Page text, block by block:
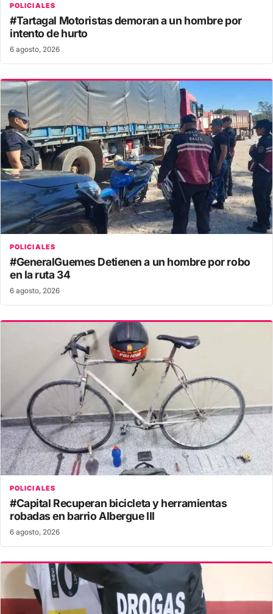
POLICIALES
#Tartagal Motoristas demoran a un hombre por
intento de hurto
6 agosto, 2026
POLICIALES
#GeneralGuemes Detienen a un hombre por robo
en la ruta 34
6 agosto, 2026
POLICIALES
#Capital Recuperan bicicleta y herramientas
robadas en barrio Albergue III
6 agosto, 2026